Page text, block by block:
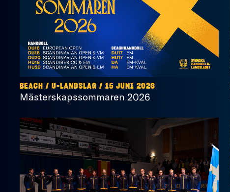
BEACH / U-LANDSLAG / 15 JUNI 2026
Mästerskapssommaren 2026